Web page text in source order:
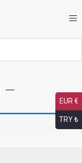
EUR €
TRY ₺